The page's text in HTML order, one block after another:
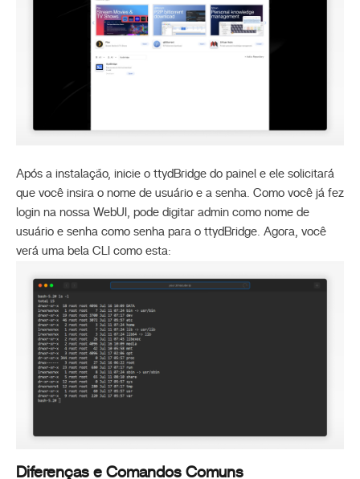
Após a instalação, inicie o ttydBridge do painel e ele solicitará
que você insira o nome de usuário e a senha. Como você já fez
login na nossa WebUI, pode digitar admin como nome de
usuário e senha como senha para o ttydBridge. Agora, você
verá uma bela CLI como esta:
Diferenças e Comandos Comuns